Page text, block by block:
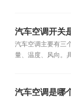
汽车空调开关
汽车空调主要有三
量、温度、风向。
汽车空调是哪